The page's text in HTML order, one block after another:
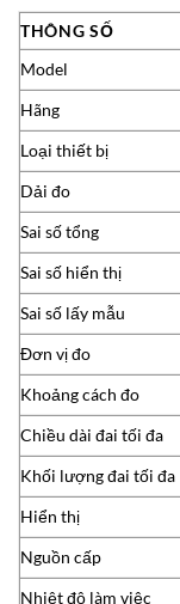
THÔNG SỐ
Model
Hãng
Loại thiết bị
Dải đo
Sai số tổng
Sai số hiển thị
Sai số lấy mẫu
Đơn vị đo
Khoảng cách đo
Chiều dài đai tối đa
Khối lượng đai tối đa
Hiển thị
Nguồn cấp
Nhiệt độ làm việc